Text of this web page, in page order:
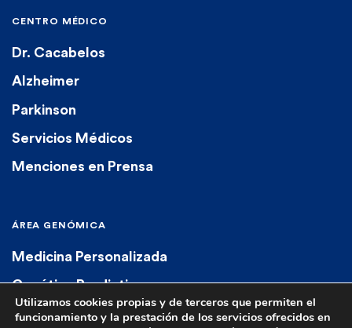
CENTRO MÉDICO
Dr. Cacabelos
Alzheimer
Parkinson
Servicios Médicos
Menciones en Prensa
ÁREA GENÓMICA
Medicina Personalizada
Genética Predictiva
Genética Diagnóstica
Utilizamos cookies propias y de terceros que permiten el
funcionamiento y la prestación de los servicios ofrecidos en